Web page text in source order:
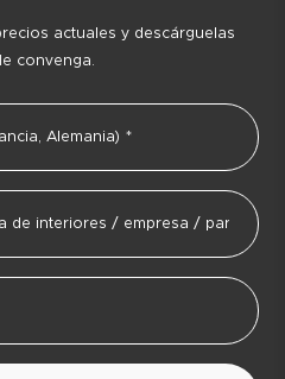
actuales y descárguelas
convenga.